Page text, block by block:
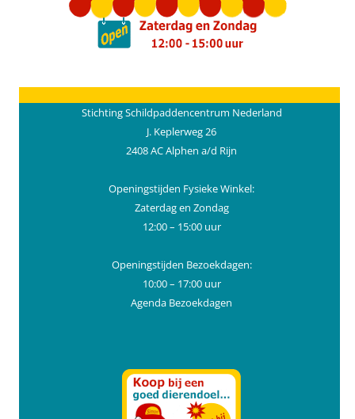
Stichting Schildpaddencentrum Nederland
J. Keplerweg 26
2408 AC Alphen a/d Rijn
Openingstijden Fysieke Winkel:
Zaterdag en Zondag
12:00 – 15:00 uur
Openingstijden Bezoekdagen:
10:00 – 17:00 uur
Agenda Bezoekdagen